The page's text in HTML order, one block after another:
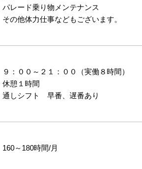
パレード乗り物メンテナンス
その他体力仕事などもございます。
９：００～２１：００（実働８時間）
休憩１時間
通しシフト 早番、遅番あり
160～180時間/月